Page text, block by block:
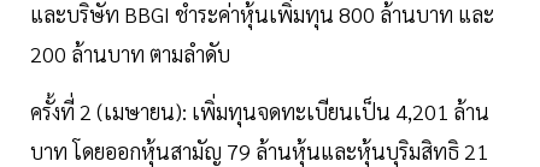
และบริษัท BBGI ชำระค่าหุ้นเพิ่มทุน 800 ล้านบาท และ
200 ล้านบาท ตามลำดับ
ครั้งที่ 2 (เมษายน): เพิ่มทุนจดทะเบียนเป็น 4,201 ล้าน
บาท โดยออกหุ้นสามัญ 79 ล้านหุ้นและหุ้นบุริมสิทธิ 21